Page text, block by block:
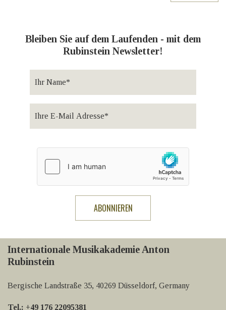
Bleiben Sie auf dem Laufenden - mit dem
Rubinstein Newsletter!
Internationale Musikakademie Anton
Rubinstein
Bergische Landstraße 35, 40269 Düsseldorf, Germany
Tel.: +49 176 22095381